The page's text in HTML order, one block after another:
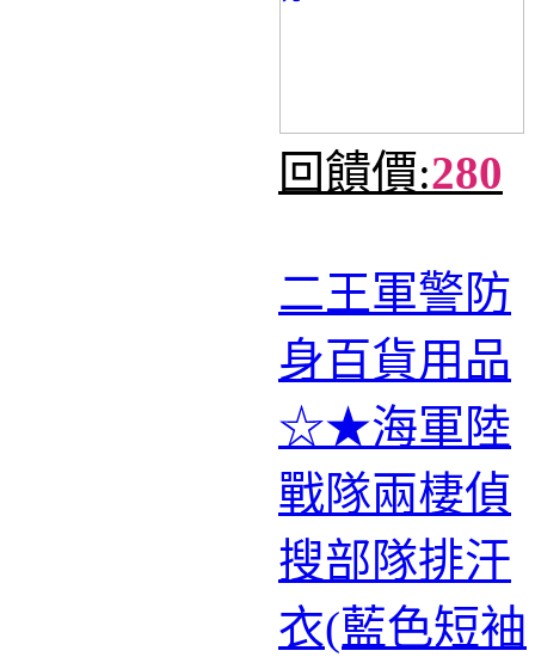
回饋價:280
二王軍警防
身百貨用品
☆★海軍陸
戰隊兩棲偵
搜部隊排汗
衣(藍色短袖